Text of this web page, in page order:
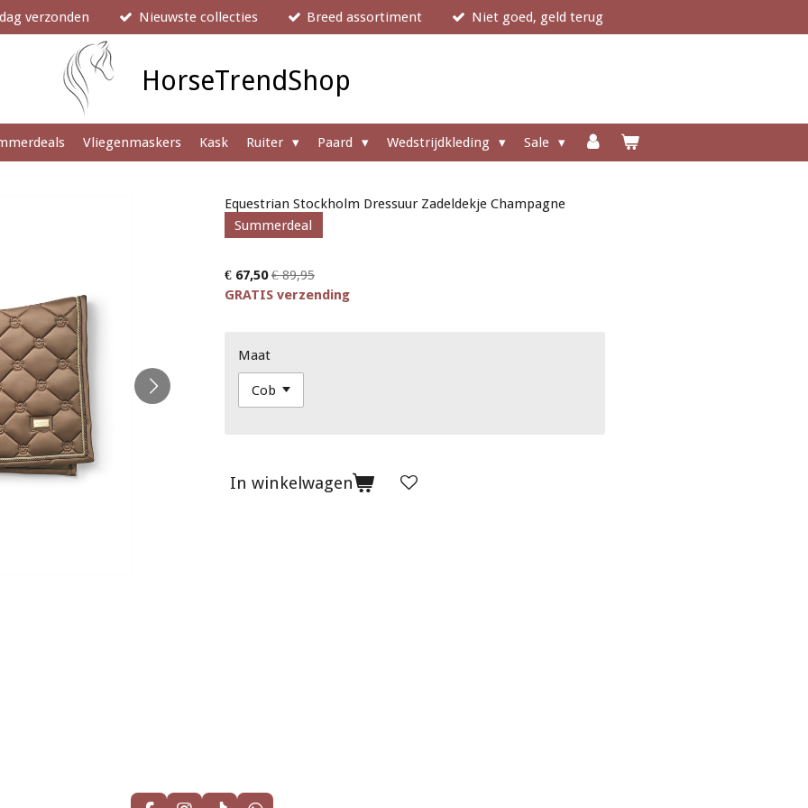
verzonden Nieuwste collecties Breed assortiment Niet goed, geld terug
HorseTrendShop
Vliegenmaskers Kask Ruiter Paard Wedstrijdkleding Sale
Equestrian Stockholm Dressuur Zadeldekje Champagne
Summerdeal
€ 67,50 € 89,95
GRATIS verzending
Maat
In winkelwagen